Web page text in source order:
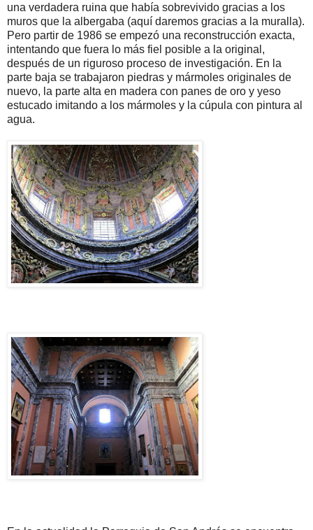
una verdadera ruina que había sobrevivido gracias a los
muros que la albergaba (aquí daremos gracias a la muralla).
Pero partir de 1986 se empezó una reconstrucción exacta,
intentando que fuera lo más fiel posible a la original,
después de un riguroso proceso de investigación. En la
parte baja se trabajaron piedras y mármoles originales de
nuevo, la parte alta en madera con panes de oro y yeso
estucado imitando a los mármoles y la cúpula con pintura al
agua.